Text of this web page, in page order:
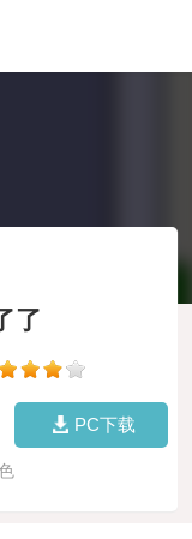
了
PC下载